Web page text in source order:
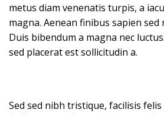
metus diam venenatis turpis, a
magna. Aenean finibus sapien sed
Duis bibendum a magna nec
sed placerat est sollicitudin a.
Sed sed nibh tristique, facilisis